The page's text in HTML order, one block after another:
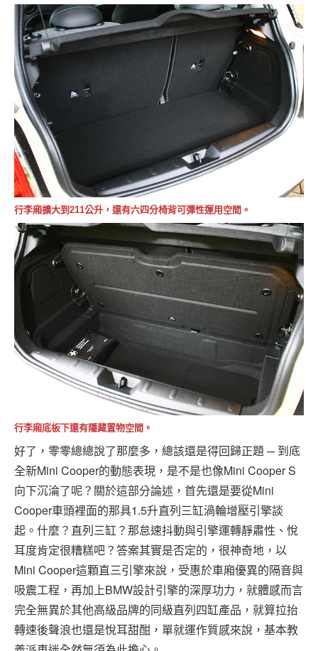
行李廂擴大到211公升，還有六四分椅背可彈性運用空間。
行李廂底板下還有隱藏置物空間。
好了，零零總總說了那麼多，總該還是得回歸正題 ─ 到底
全新Mini Cooper的動態表現，是不是也像Mini Cooper S
向下沉淪了呢？關於這部分論述，首先還是要從Mini
Cooper車頭裡面的那具1.5升直列三缸渦輪增壓引擎談
起。什麼？直列三缸？那怠速抖動與引擎運轉靜肅性、悅
耳度肯定很糟糕吧？答案其實是否定的，很神奇地，以
Mini Cooper這顆直三引擎來說，受惠於車廂優異的隔音與
吸震工程，再加上BMW設計引擎的深厚功力，就體感而言
完全無異於其他高級品牌的同級直列四缸產品，就算拉抬
轉速後聲浪也還是悅耳甜酣，單就運作質感來說，基本教